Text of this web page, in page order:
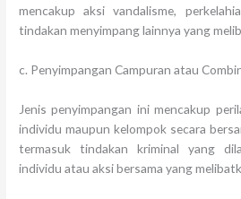
mencakup aksi vandalisme,
tindakan menyimpang lainnya yang
c. Penyimpangan Campuran atau
Jenis penyimpangan ini mencakup
individu maupun kelompok secara
termasuk tindakan kriminal yang
individu atau aksi bersama yang